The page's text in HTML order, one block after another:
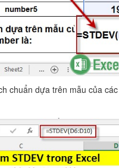
chuẩn dựa trên mẫu của